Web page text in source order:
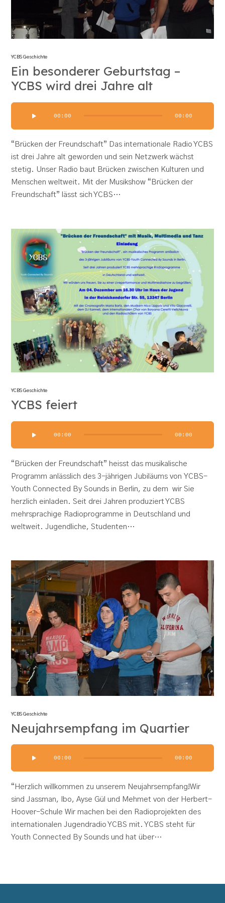
YCBS Geschichte
Ein besonderer Geburtstag –
YCBS wird drei Jahre alt
00:00 00:00
“Brücken der Freundschaft” Das internationale Radio YCBS
ist drei Jahre alt geworden und sein Netzwerk wächst
stetig. Unser Radio baut Brücken zwischen Kulturen und
Menschen weltweit. Mit der Musikshow “Brücken der
Freundschaft” lässt sich YCBS…
YCBS Geschichte
YCBS feiert
00:00 00:00
“Brücken der Freundschaft” heisst das musikalische
Programm anlässlich des 3-jährigen Jubiläums von YCBS-
Youth Connected By Sounds in Berlin, zu dem wir Sie
herzlich einladen. Seit drei Jahren produziert YCBS
mehrsprachige Radioprogramme in Deutschland und
weltweit. Jugendliche, Studenten…
YCBS Geschichte
Neujahrsempfang im Quartier
00:00 00:00
“Herzlich willkommen zu unserem Neujahrsempfang!Wir
sind Jassman, Ibo, Ayse Gül und Mehmet von der Herbert-
Hoover-Schule Wir machen bei den Radioprojekten des
internationalen Jugendradio YCBS mit. YCBS steht für
Youth Connected By Sounds und hat über…